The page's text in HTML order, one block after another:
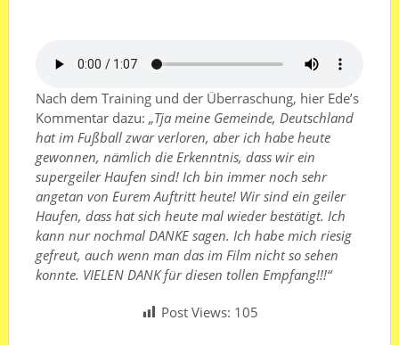
Nach dem Training und der Überraschung, hier Ede’s
Kommentar dazu: „Tja meine Gemeinde, Deutschland
hat im Fußball zwar verloren, aber ich habe heute
gewonnen, nämlich die Erkenntnis, dass wir ein
supergeiler Haufen sind! Ich bin immer noch sehr
angetan von Eurem Auftritt heute! Wir sind ein geiler
Haufen, dass hat sich heute mal wieder bestätigt. Ich
kann nur nochmal DANKE sagen. Ich habe mich riesig
gefreut, auch wenn man das im Film nicht so sehen
konnte. VIELEN DANK für diesen tollen Empfang!!!“
Post Views: 105